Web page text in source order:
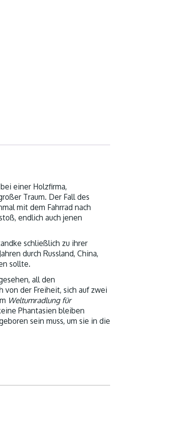
einer Holzfirma,
Traum. Der Fall des
mit dem Fahrrad nach
endlich auch jenen
schließlich zu ihrer
durch Russland, China,
sollte.
all den
von der Freiheit, sich auf zwei
Weltumradlung für
Phantasien bleiben
sein muss, um sie in die